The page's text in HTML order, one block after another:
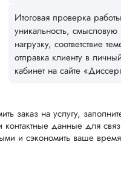
Итоговая проверка
уникальность, смысловую
нагрузку, соответствие
отправка клиенту в личный
кабинет на сайте
заказ на услугу,
контактные данные для
и сэкономить ваше